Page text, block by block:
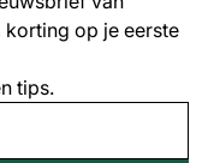
korting op je eerste
tips.